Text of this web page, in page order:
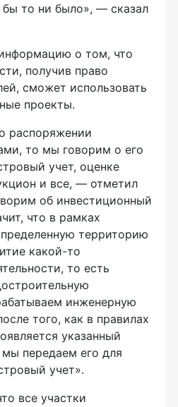
бы то ни было», — сказал
о том, что
получив право
сможет использовать
проекты.
распоряжении
то мы говорим о его
учет, оценке
и все, — отметил
об инвестиционный
что в рамках
территорию
какой-то
то есть
инженерную
того, как в правилах
указанный
передаем его для
учет».
все участки